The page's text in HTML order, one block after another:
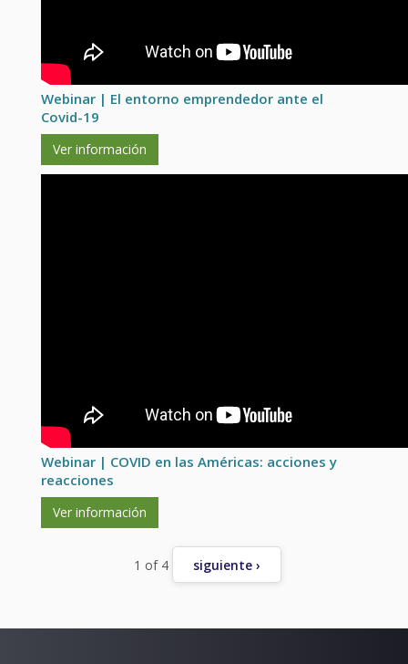
Webinar | El entorno emprendedor ante el
Covid-19
Ver información
Webinar | COVID en las Américas: acciones y
reacciones
Ver información
1 of 4 siguiente ›